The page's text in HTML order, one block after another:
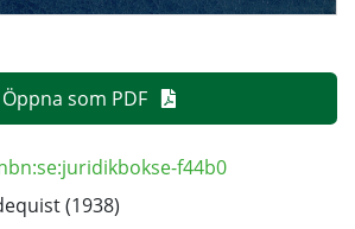
Öppna som PDF
f44b0
(1938)